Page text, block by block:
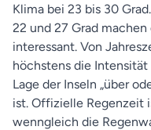
Klima bei 23 bis 30
22 und 27 Grad
interessant. Von
höchstens die
Lage der Inseln „über
ist. Offizielle Regenzeit
wenngleich die